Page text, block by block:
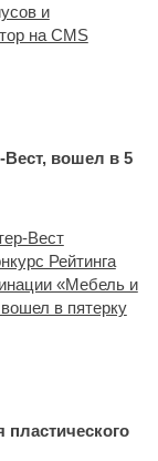
и
на CMS
вошел в 5
Вест
Рейтинга
«Мебель и
в пятерку